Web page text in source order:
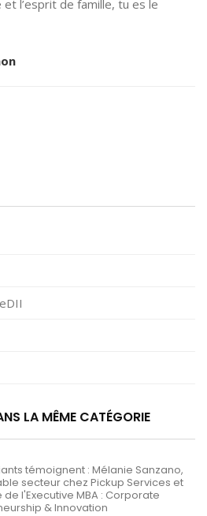
et l’esprit de famille, tu es le
LA MÊME CATÉGORIE
témoignent : Mélanie Sanzano,
secteur chez Pickup Services et
l'Executive MBA : Corporate
& Innovation